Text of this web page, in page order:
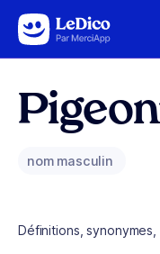
Aller au contenu
nom masculin
Définitions,